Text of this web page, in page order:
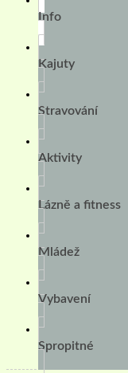
Info
Kajuty
Stravování
Aktivity
Lázně a fitness
Mládež
Vybavení
Spropitné